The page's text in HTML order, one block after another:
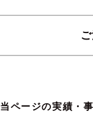
当ページの実績・